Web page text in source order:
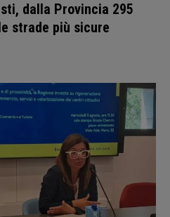
dalla Provincia 295
strade più sicure